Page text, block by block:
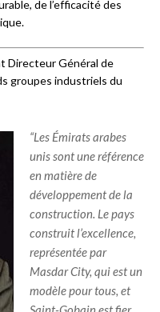
de l’efficacité des
Directeur Général de
groupes industriels du
“Les Émirats arabes
unis sont une référence
en matière de
développement de la
construction. Le pays
construit l’excellence,
représentée par
Masdar City, qui est un
modèle pour tous, et